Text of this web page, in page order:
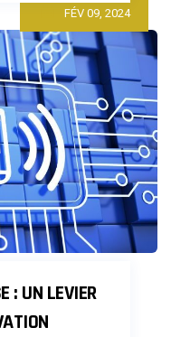
FÉV 09, 2024
: UN LEVIER